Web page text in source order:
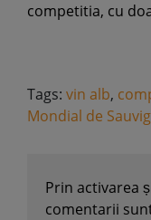
competitia, cu
Tags: vin alb,
Mondial de
Prin activarea
comentarii